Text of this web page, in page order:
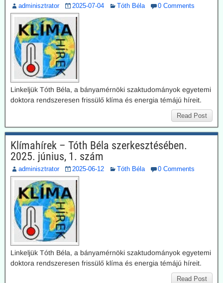
adminisztrator 2025-07-04 Tóth Béla 0 Comments
Linkeljük Tóth Béla, a bányamérnöki szaktudományok egyetemi
doktora rendszeresen frissülő klíma és energia témájú híreit.
Read Post
Klímahírek – Tóth Béla szerkesztésében.
2025. június, 1. szám
adminisztrator 2025-06-12 Tóth Béla 0 Comments
Linkeljük Tóth Béla, a bányamérnöki szaktudományok egyetemi
doktora rendszeresen frissülő klíma és energia témájú híreit.
Read Post